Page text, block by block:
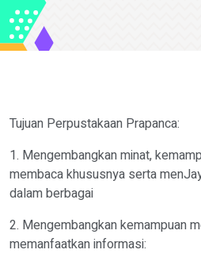
Tujuan Perpustakaan Prapanca:
1. Mengembangkan minat,
membaca khususnya serta
dalam berbagai
2. Mengembangkan kemampuan
memanfaatkan informasi: